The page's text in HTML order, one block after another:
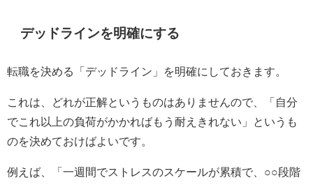
デッドラインを明確にする
転職を決める「デッドライン」を明確にしておきます。
これは、どれが正解というものはありませんので、「自分
でこれ以上の負荷がかかればもう耐えきれない」というも
のを決めておけばよいです。
例えば、「一週間でストレスのスケールが累積で、○○段階